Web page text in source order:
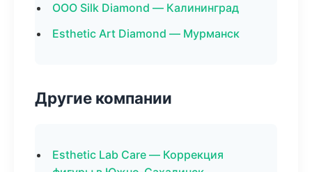
ООО Silk Diamond — Калининград
Esthetic Art Diamond — Мурманск
Другие компании
Esthetic Lab Care — Коррекция